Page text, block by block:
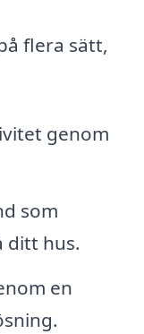
flera sätt,
genom
som
ditt hus.
en